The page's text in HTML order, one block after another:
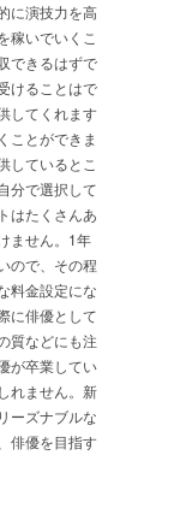
に演技力を高
稼いでいくこ
できるはずで
けることはで
してくれます
ことができま
しているとこ
分で選択して
はたくさんあ
ません。1年
ので、その程
料金設定にな
に俳優として
質などにも注
が卒業してい
れません。新
ーズナブルな
俳優を目指す